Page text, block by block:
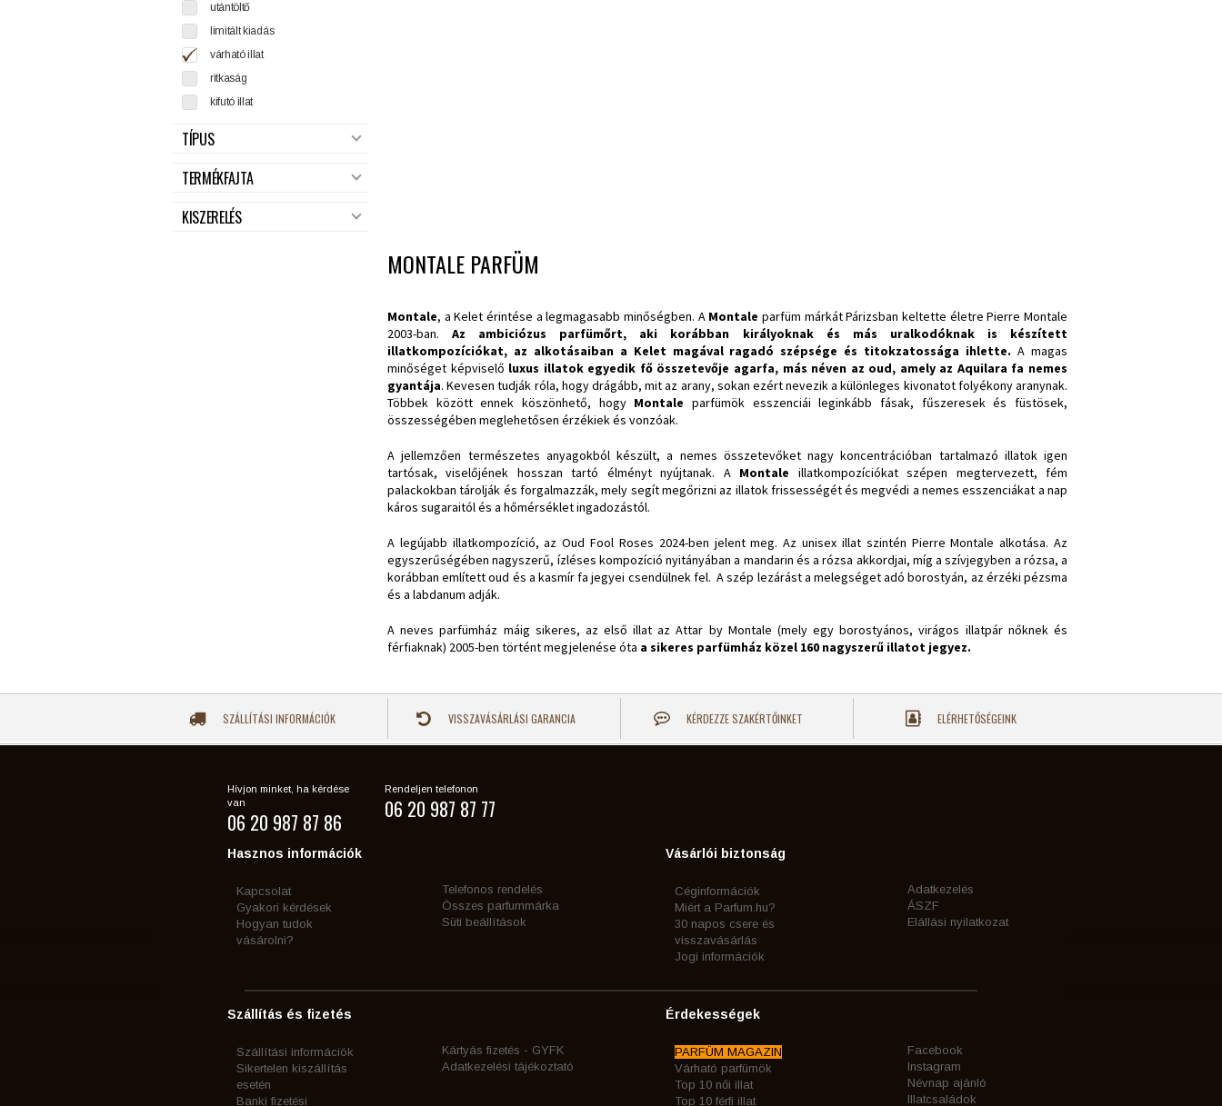
utántöltő
limitált kiadás
várható illat
ritkaság
kifutó illat
TÍPUS
TERMÉKFAJTA
KISZERELÉS
MONTALE PARFÜM
Montale, a Kelet érintése a legmagasabb minőségben. A Montaleparfüm márkát Párizsban keltette életre Pierre Montale
2003-ban. Az ambiciózus parfümőrt, aki korábban királyoknak és más uralkodóknak is készített
illatkompozíciókat, az alkotásaiban a Kelet magával ragadó szépsége és titokzatossága ihlette. A magas
minőséget képviselő luxus illatok egyedik fő összetevője agarfa, más néven az oud, amely az Aquilara fa nemes
gyantája. Kevesen tudják róla, hogy drágább, mit az arany, sokan ezért nevezik a különleges kivonatot folyékony aranynak.
Többek között ennek köszönhető, hogy Montaleparfümök esszenciái leginkább fásak, fűszeresek és füstösek,
összességében meglehetősen érzékiek és vonzóak.
A jellemzően természetes anyagokból készült, a nemes összetevőket nagy koncentrációban tartalmazó illatok igen
tartósak, viselőjének hosszan tartó élményt nyújtanak. AMontale illatkompozíciókat szépen megtervezett, fém
palackokban tárolják és forgalmazzák, mely segít megőrizni az illatok frissességét és megvédi a nemes esszenciákat a nap
káros sugaraitól és a hőmérséklet ingadozástól.
A legújabb illatkompozíció, az Oud Fool Roses 2024-ben jelent meg. Az unisex illat szintén Pierre Montale alkotása. Az
egyszerűségében nagyszerű, ízléses kompozíció nyitányában a mandarin és a rózsa akkordjai, míg a szívjegyben a rózsa, a
korábban említett oud és a kasmír fa jegyei csendülnek fel. A szép lezárást a melegséget adó borostyán, az érzéki pézsma
és a labdanum adják.
A neves parfümház máig sikeres, az első illat az Attar by Montale (mely egy borostyános, virágos illatpár nőknek és
férfiaknak) 2005-ben történt megjelenése óta a sikeres parfümház közel 160 nagyszerű illatot jegyez.
SZÁLLÍTÁSI INFORMÁCIÓK VISSZAVÁSÁRLÁSI GARANCIA KÉRDEZZE SZAKÉRTŐINKET ELÉRHETŐSÉGEINK
Hívjon minket, ha kérdése
van
06 20 987 87 86
Rendeljen telefonon
06 20 987 87 77
Hasznos információk
Kapcsolat
Gyakori kérdések
Hogyan tudok
vásárolni?
Telefonos rendelés
Összes parfummárka
Süti beállítások
Vásárlói biztonság
Céginformációk
Miért a Parfum.hu?
30 napos csere és
visszavásárlás
Jogi információk
Adatkezelés
ÁSZF
Elállási nyilatkozat
Szállítás és fizetés
Szállítási információk
Sikertelen kiszállítás
esetén
Banki fizetési
Kártyás fizetés - GYFK
Adatkezelési tájékoztató
Érdekességek
PARFÜM MAGAZIN
Várható parfümök
Top 10 női illat
Top 10 férfi illat
Facebook
Instagram
Névnap ajánló
Illatcsaládok